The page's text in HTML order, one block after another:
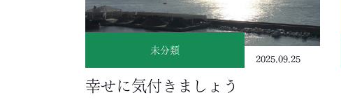
未分類
2025.09.25
幸せに気付きましょう